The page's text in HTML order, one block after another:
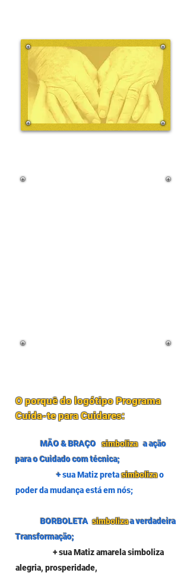
O porquê do logótipo Programa
Cuida-te para Cuidares:
MÃO & BRAÇO simboliza a ação
para o Cuidado com técnica;
+sua Matiz pretasimbolizao
poder da mudança está em nós;
BORBOLETA simbolizaa verdadeira
Transformação;
+ sua Matiz amarela simboliza
alegria, prosperidade,